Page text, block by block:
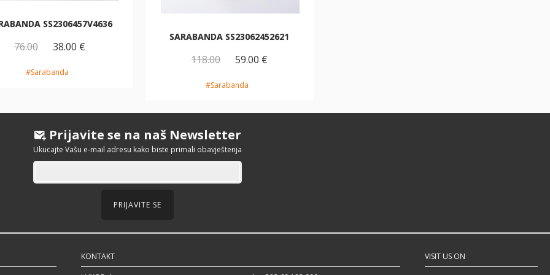
SS2306457V4636
76.00 38.00 €
#Sarabanda
SARABANDA SS23062452621
118.00 59.00 €
#Sarabanda
Prijavite se na naš Newsletter
Ukucajte Vašu e-mail adresu kako biste primali obavještenja
PRIJAVITE SE
KONTAKT
VISIT US ON